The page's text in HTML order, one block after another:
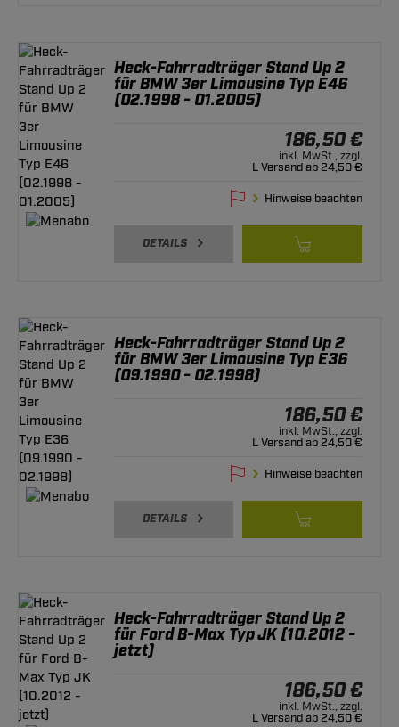
Heck-Fahrradträger Stand Up 2
für BMW 3er Limousine Typ E46
(02.1998 - 01.2005)
186,50 €
inkl. MwSt., zzgl.
L Versand ab 24,50 €
Hinweise beachten
DETAILS
Heck-Fahrradträger Stand Up 2
für BMW 3er Limousine Typ E36
(09.1990 - 02.1998)
186,50 €
inkl. MwSt., zzgl.
L Versand ab 24,50 €
Hinweise beachten
DETAILS
Heck-Fahrradträger Stand Up 2
für Ford B-Max Typ JK (10.2012 -
jetzt)
186,50 €
inkl. MwSt., zzgl.
L Versand ab 24,50 €